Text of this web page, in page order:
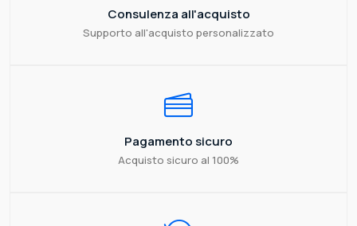
Consulenza all'acquisto
Supporto all'acquisto personalizzato
Pagamento sicuro
Acquisto sicuro al 100%